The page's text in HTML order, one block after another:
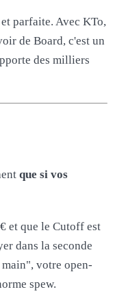
parfaite. Avec KTo,
de Board, c'est un
des milliers
que si vos
et que le Cutoff est
dans la seconde
votre open-
spew.